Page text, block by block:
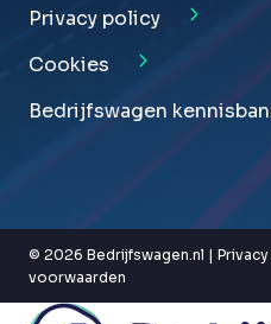
Privacy policy
Cookies
Bedrijfswagen
© 2026 Bedrijfswagen.nl |
voorwaarden